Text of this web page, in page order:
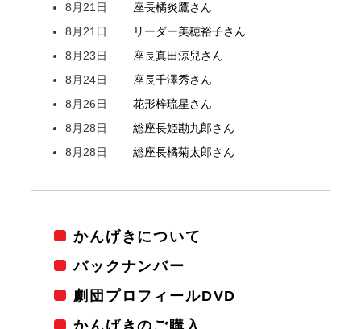
8月21日
座長橘炎鷹さん
8月21日
リーダー美穂裕子さん
8月23日
座長真田涼兒さん
8月24日
座長千澤秀さん
8月26日
花形梓琉星さん
8月28日
総座長姫勘九郎さん
8月28日
総座長橘菊太郎さん
かんげきについて
バックナンバー
劇団プロフィールDVD